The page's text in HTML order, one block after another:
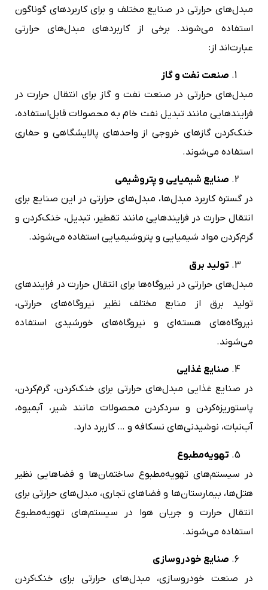
مبدل‌های حرارتی در صنایع مختلف و برای کاربردهای گوناگون
استفاده می‌شوند. برخی از کاربردهای مبدل‌های حرارتی
عبارت‌اند از:
صنعت نفت و گاز
مبدل‌های حرارتی در صنعت نفت و گاز برای انتقال حرارت در
فرایندهایی مانند تبدیل نفت خام به محصولات قابل‌استفاده،
خنک‌کردن گازهای خروجی از واحدهای پالایشگاهی و حفاری
استفاده می‌شوند.
صنایع شیمیایی و پتروشیمی
در گستره کاربرد مبدل‌ها، مبدل‌های حرارتی در این صنایع برای
انتقال حرارت در فرایندهایی مانند تقطیر، تبدیل، خنک‌کردن و
گرم‌کردن مواد شیمیایی و پتروشیمیایی استفاده می‌شوند.
تولید برق
مبدل‌های حرارتی در نیروگاه‌ها برای انتقال حرارت در فرایندهای
تولید برق از منابع مختلف نظیر نیروگاه‌های حرارتی،
نیروگاه‌های هسته‌ای و نیروگاه‌های خورشیدی استفاده
می‌شوند.
صنایع غذایی
در صنایع غذایی مبدل‌های حرارتی برای خنک‌کردن، گرم‌کردن،
پاستوریزه‌کردن و سردکردن محصولات مانند شیر، آبمیوه،
آب‌نبات، نوشیدنی‌های نسکافه و … کاربرد دارد.
تهویه‌مطبوع
در سیستم‌های تهویه‌مطبوع ساختمان‌ها و فضاهایی نظیر
هتل‌ها، بیمارستان‌ها و فضاهای تجاری، مبدل‌های حرارتی برای
انتقال حرارت و جریان هوا در سیستم‌های تهویه‌مطبوع
استفاده می‌شوند.
صنایع خودروسازی
در صنعت خودروسازی، مبدل‌های حرارتی برای خنک‌کردن